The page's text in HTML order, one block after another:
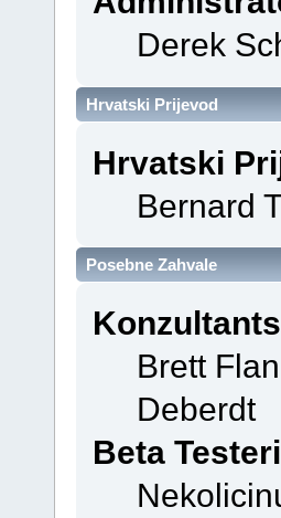
Derek
Hrvatski Prijevod
Hrvatski
Bernard
Posebne Zahvale
Brett
Deberdt
Beta Testeri